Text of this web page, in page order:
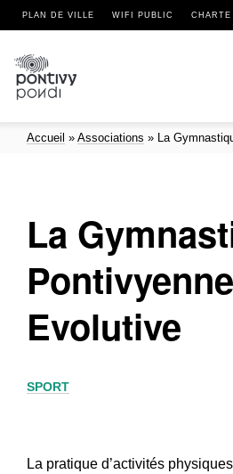
PLAN DE VILLE WIFI PUBLIC CHARTE
Accueil » Associations » La
La
Pontivyenne
Evolutive
SPORT
La pratique d’activités